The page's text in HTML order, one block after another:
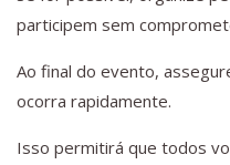
participem sem
Ao final do evento,
ocorra rapidamente.
Isso permitirá que todos